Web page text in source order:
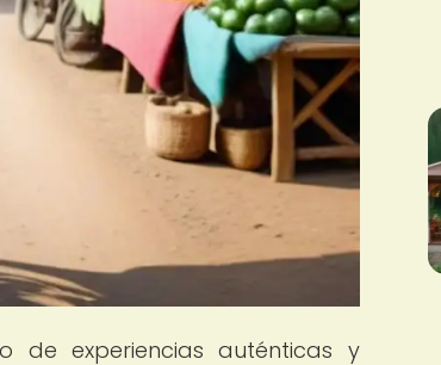
de experiencias auténticas y